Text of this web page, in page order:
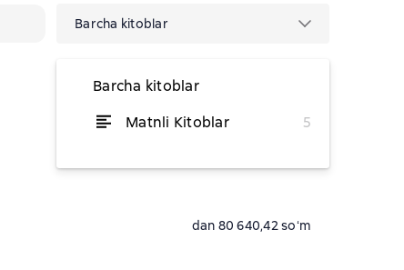
Barcha kitoblar
Barcha kitoblar
Matnli Kitoblar
5
dan 74 764,98 soʻm
dan 80 640,42 soʻm